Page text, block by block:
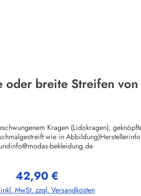
oder breite Streifen
Kragen (Lidokragen),
wie in
bekleidung.de
Regulärer Preis:
42,90 €
MwSt. zzgl. Versandkosten